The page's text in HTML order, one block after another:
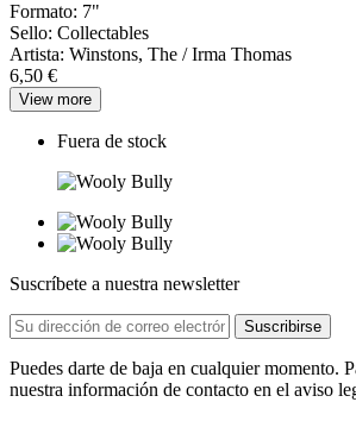
Formato: 7"
Sello: Collectables
Artista: Winstons, The / Irma Thomas
6,50 €
View more
Fuera de stock
Suscríbete a nuestra newsletter
Puedes darte de baja en cualquier momento.
nuestra información de contacto en el aviso